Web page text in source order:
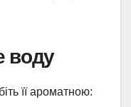
воду
її ароматною: